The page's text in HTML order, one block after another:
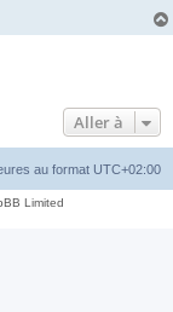
Aller à
au format UTC+02:00
Limited